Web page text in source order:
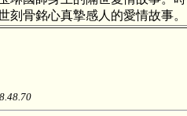
刻骨銘心真摯感人的愛情故事。